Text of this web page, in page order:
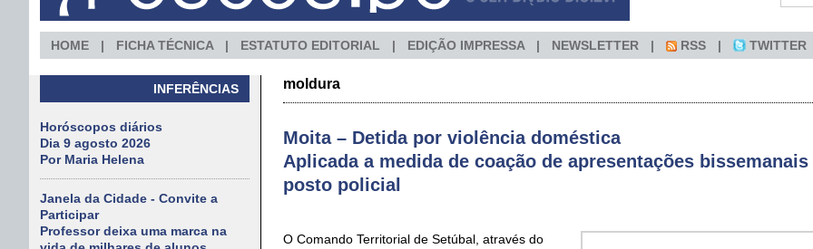
HOME FICHA TÉCNICA ESTATUTO EDITORIAL EDIÇÃO IMPRESSA NEWSLETTER RSS TWITTER
INFERÊNCIAS
Horóscopos diários
Dia 9 agosto 2026
Por Maria Helena
Janela da Cidade - Convite a
Participar
Professor deixa uma marca na
moldura
Moita – Detida por violência doméstica
Aplicada a medida de coação de apresentações bissemanais
posto policial
O Comando Territorial de Setúbal, através do